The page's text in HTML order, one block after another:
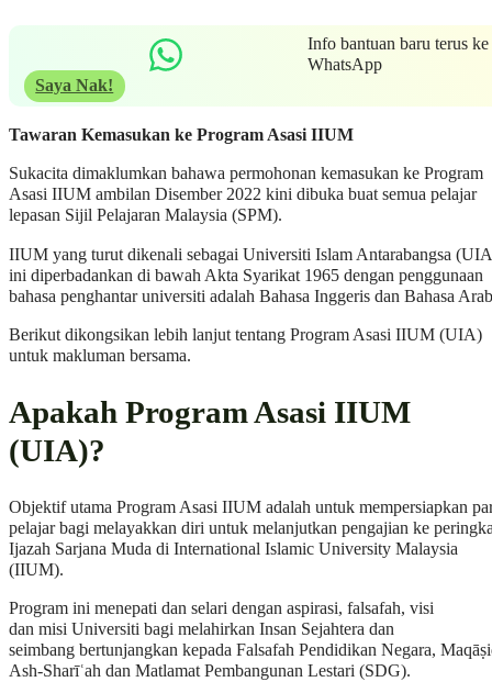
Info bantuan baru terus ke
WhatsApp
Saya Nak!
Tawaran Kemasukan ke Program Asasi IIUM
Sukacita dimaklumkan bahawa permohonan kemasukan ke Program
Asasi IIUM ambilan Disember 2022 kini dibuka buat semua pelajar
lepasan Sijil Pelajaran Malaysia (SPM).
IIUM yang turut dikenali sebagai Universiti Islam Antarabangsa
ini diperbadankan di bawah Akta Syarikat 1965 dengan penggunaan
bahasa penghantar universiti adalah Bahasa Inggeris dan Bahasa
Berikut dikongsikan lebih lanjut tentang Program Asasi IIUM (UIA)
untuk makluman bersama.
Apakah Program Asasi IIUM
(UIA)?
Objektif utama Program Asasi IIUM adalah untuk mempersiapkan
pelajar bagi melayakkan diri untuk melanjutkan pengajian ke
Ijazah Sarjana Muda di International Islamic University Malaysia
(IIUM).
Program ini menepati dan selari dengan aspirasi, falsafah, visi
dan misi Universiti bagi melahirkan Insan Sejahtera dan
seimbang bertunjangkan kepada Falsafah Pendidikan Negara,
Ash-Sharīʿah dan Matlamat Pembangunan Lestari (SDG).